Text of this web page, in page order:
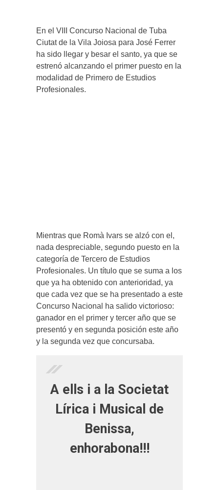
En el VIII Concurso Nacional de Tuba
Ciutat de la Vila Joiosa para José Ferrer
ha sido llegar y besar el santo, ya que se
estrenó alcanzando el primer puesto en la
modalidad de Primero de Estudios
Profesionales.
Mientras que Romà Ivars se alzó con el,
nada despreciable, segundo puesto en la
categoría de Tercero de Estudios
Profesionales. Un título que se suma a los
que ya ha obtenido con anterioridad, ya
que cada vez que se ha presentado a este
Concurso Nacional ha salido victorioso:
ganador en el primer y tercer año que se
presentó y en segunda posición este año
y la segunda vez que concursaba.
A ells i a la Societat
Lírica i Musical de
Benissa,
enhorabona!!!